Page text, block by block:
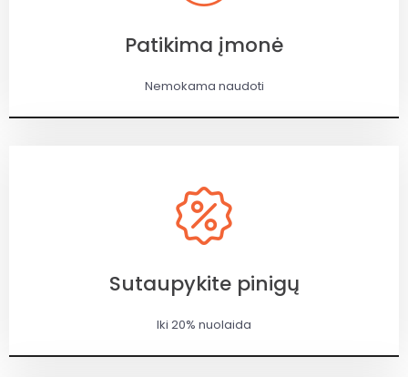
Patikima įmonė
Nemokama naudoti
Sutaupykite pinigų
Iki 20% nuolaida